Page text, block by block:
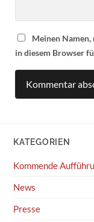
Meinen
in diesem Browser
KATEGORIEN
Kommende
News
Presse